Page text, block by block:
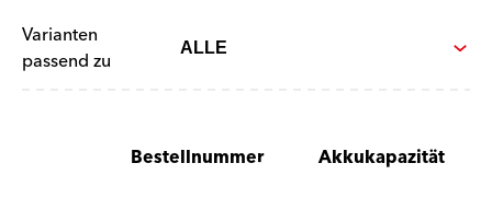
Varianten
passend zu
Bestellnummer Akkukapazität